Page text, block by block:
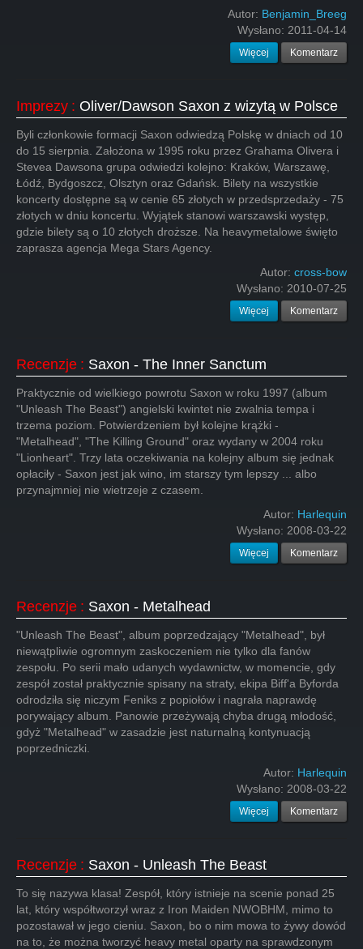
Autor: Benjamin_Breeg
Wysłano: 2011-04-14
Więcej Komentarz
Imprezy : Oliver/Dawson Saxon z wizytą w Polsce
Byli członkowie formacji Saxon odwiedzą Polskę w dniach od 10
do 15 sierpnia. Założona w 1995 roku przez Grahama Olivera i
Stevea Dawsona grupa odwiedzi kolejno: Kraków, Warszawę,
Łódź, Bydgoszcz, Olsztyn oraz Gdańsk. Bilety na wszystkie
koncerty dostępne są w cenie 65 złotych w przedsprzedaży - 75
złotych w dniu koncertu. Wyjątek stanowi warszawski występ,
gdzie bilety są o 10 złotych droższe. Na heavymetalowe święto
zaprasza agencja Mega Stars Agency.
Autor: cross-bow
Wysłano: 2010-07-25
Więcej Komentarz
Recenzje : Saxon - The Inner Sanctum
Praktycznie od wielkiego powrotu Saxon w roku 1997 (album
"Unleash The Beast") angielski kwintet nie zwalnia tempa i
trzema poziom. Potwierdzeniem był kolejne krążki -
"Metalhead", "The Killing Ground" oraz wydany w 2004 roku
"Lionheart". Trzy lata oczekiwania na kolejny album się jednak
opłaciły - Saxon jest jak wino, im starszy tym lepszy ... albo
przynajmniej nie wietrzeje z czasem.
Autor: Harlequin
Wysłano: 2008-03-22
Więcej Komentarz
Recenzje : Saxon - Metalhead
"Unleash The Beast", album poprzedzający "Metalhead", był
niewątpliwie ogromnym zaskoczeniem nie tylko dla fanów
zespołu. Po serii mało udanych wydawnictw, w momencie, gdy
zespół został praktycznie spisany na straty, ekipa Biff'a Byforda
odrodziła się niczym Feniks z popiołów i nagrała naprawdę
porywający album. Panowie przeżywają chyba drugą młodość,
gdyż "Metalhead" w zasadzie jest naturnalną kontynuacją
poprzedniczki.
Autor: Harlequin
Wysłano: 2008-03-22
Więcej Komentarz
Recenzje : Saxon - Unleash The Beast
To się nazywa klasa! Zespół, który istnieje na scenie ponad 25
lat, który współtworzył wraz z Iron Maiden NWOBHM, mimo to
pozostawał w jego cieniu. Saxon, bo o nim mowa to żywy dowód
na to, że można tworzyć heavy metal oparty na sprawdzonym